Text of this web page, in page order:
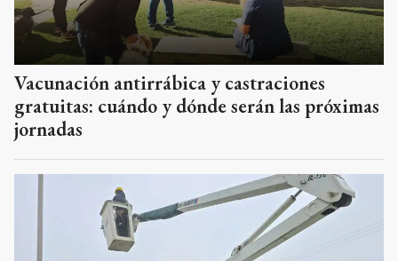
Vacunación antirrábica y castraciones
gratuitas: cuándo y dónde serán las próximas
jornadas